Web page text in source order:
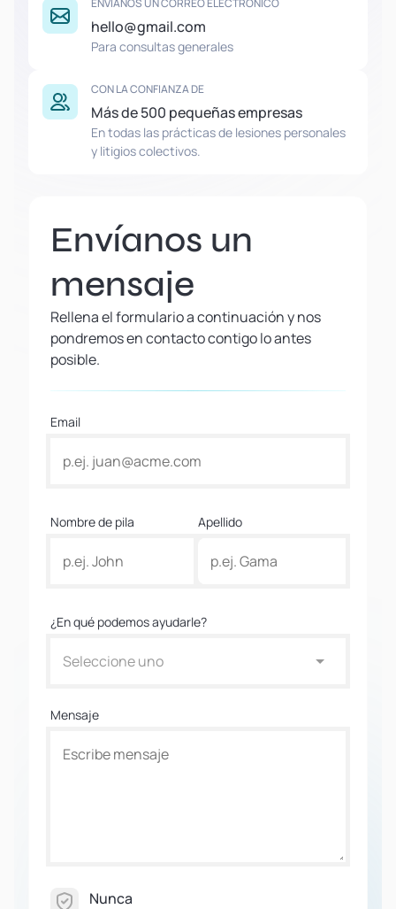
ENVÍANOS UN CORREO ELECTRÓNICO
hello@gmail.com
Para consultas generales
CON LA CONFIANZA DE
Más de 500 pequeñas empresas
En todas las prácticas de lesiones personales
y litigios colectivos.
Envíanos un
mensaje
Rellena el formulario a continuación y nos
pondremos en contacto contigo lo antes
posible.
Email
Nombre de pila Apellido
¿En qué podemos ayudarle?
Seleccione uno
Mensaje
Nunca